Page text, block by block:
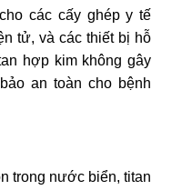
các cấy ghép y tế
tử, và các thiết bị hỗ
hợp kim không gây
an toàn cho bệnh
trong nước biển, titan